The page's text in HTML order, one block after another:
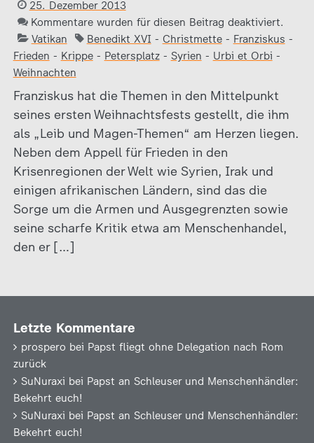
25. Dezember 2013
Kommentare wurden für diesen Beitrag deaktiviert.
Vatikan
Benedikt XVI - Christmette- Franziskus -
Frieden - Krippe- Petersplatz- Syrien - Urbi et Orbi -
Weihnachten
Franziskus hat die Themen in den Mittelpunkt
seines ersten Weihnachtsfests gestellt, die ihm
als „Leib und Magen-Themen“ am Herzen liegen.
Neben dem Appell für Frieden in den
Krisenregionen der Welt wie Syrien, Irak und
einigen afrikanischen Ländern, sind das die
Sorge um die Armen und Ausgegrenzten sowie
seine scharfe Kritik etwa am Menschenhandel,
den er […]
Letzte Kommentare
prospero bei Papst fliegt ohne Delegation nach Rom
zurück
SuNuraxi bei Papst an Schleuser und Menschenhändler:
Bekehrt euch!
SuNuraxi bei Papst an Schleuser und Menschenhändler:
Bekehrt euch!